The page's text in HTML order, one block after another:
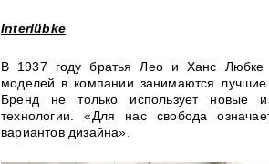
Interlübke
В 1937 году братья Лео и Ханс Любке
моделей в компании занимаются
Бренд не только использует новые
технологии. «Для нас свобода
вариантов дизайна».